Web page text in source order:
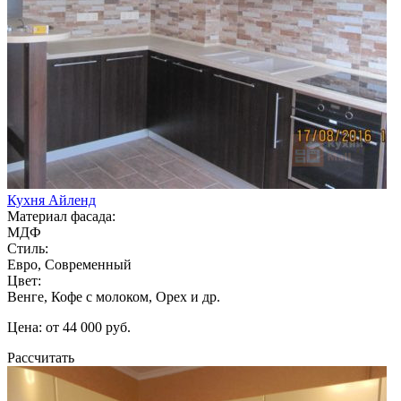
Кухня Айленд
Материал фасада:
МДФ
Стиль:
Евро, Современный
Цвет:
Венге, Кофе с молоком, Орех и др.
Цена: от 44 000 руб.
Рассчитать